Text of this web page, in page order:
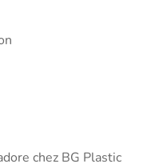
chez BG Plastic